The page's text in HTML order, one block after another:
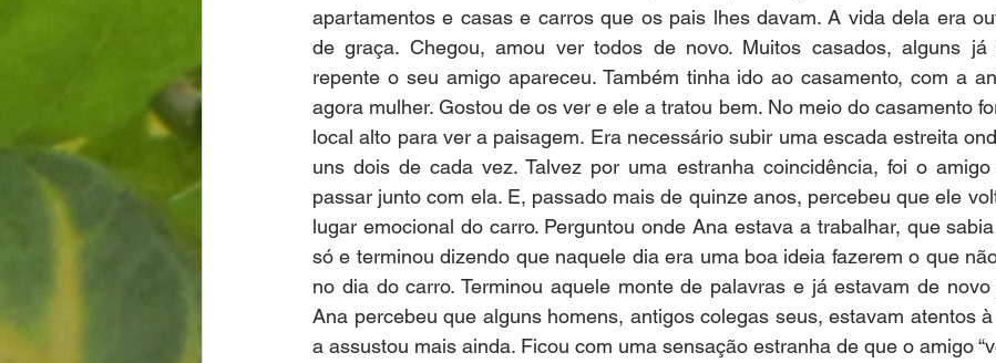
apartamentos e casas e carros que os pais lhes davam. A vida dela era
de graça. Chegou, amou ver todos de novo. Muitos casados, alguns
repente o seu amigo apareceu. Também tinha ido ao casamento, com a
agora mulher. Gostou de os ver e ele a tratou bem. No meio do casamento
local alto para ver a paisagem. Era necessário subir uma escada estreita
uns dois de cada vez. Talvez por uma estranha coincidência, foi o
passar junto com ela. E, passado mais de quinze anos, percebeu que ele
lugar emocional do carro. Perguntou onde Ana estava a trabalhar, que
só e terminou dizendo que naquele dia era uma boa ideia fazerem o que
no dia do carro. Terminou aquele monte de palavras e já estavam de
Ana percebeu que alguns homens, antigos colegas seus, estavam atentos
a assustou mais ainda. Ficou com uma sensação estranha de que o amigo